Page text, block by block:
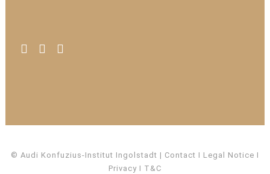
© Audi Konfuzius-Institut Ingolstadt Contact I Legal Notice I
PrivacyI T&C